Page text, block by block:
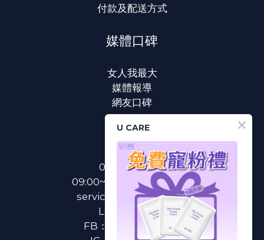
付款及配送方式
媒體口碑
女人我最大
媒體報導
網友口碑
聯絡我們
0800-233-233
09:00~18:00(國定假日除外)
service@u-care.com.tw
LINE：
@ucare
FB：
U CARE 美麗粉專
U CARE